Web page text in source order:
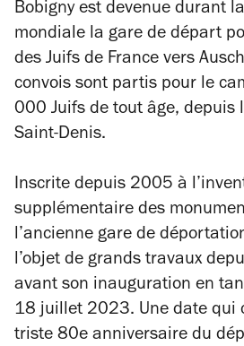
Bobigny est devenue durant
mondiale la gare de départ
des Juifs de France vers
convois sont partis pour le
000 Juifs de tout âge, depuis
Saint-Denis.
Inscrite depuis 2005 à
supplémentaire des
l’ancienne gare de
l’objet de grands travaux
avant son inauguration en
18 juillet 2023. Une date qui
triste 80e anniversaire du